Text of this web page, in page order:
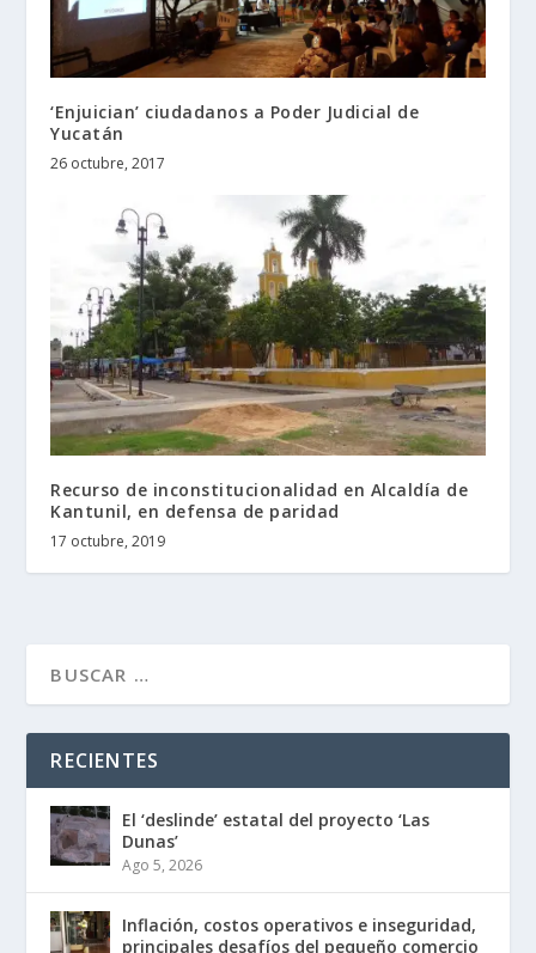
‘Enjuician’ ciudadanos a Poder Judicial de
Yucatán
26 octubre, 2017
Recurso de inconstitucionalidad en Alcaldía de
Kantunil, en defensa de paridad
17 octubre, 2019
RECIENTES
El ‘deslinde’ estatal del proyecto ‘Las
Dunas’
Ago 5, 2026
Inflación, costos operativos e inseguridad,
principales desafíos del pequeño comercio